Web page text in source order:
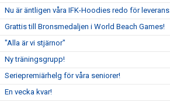
Nu är äntligen våra IFK-Hoodies redo för leverans.
Grattis till Bronsmedaljen i World Beach Games!
"Alla är vi stjärnor"
Ny träningsgrupp!
Seriepremiärhelg för våra seniorer!
En vecka kvar!